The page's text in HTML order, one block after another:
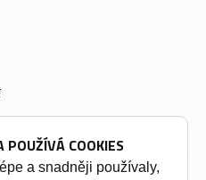
COOKIES
a snadněji používaly,